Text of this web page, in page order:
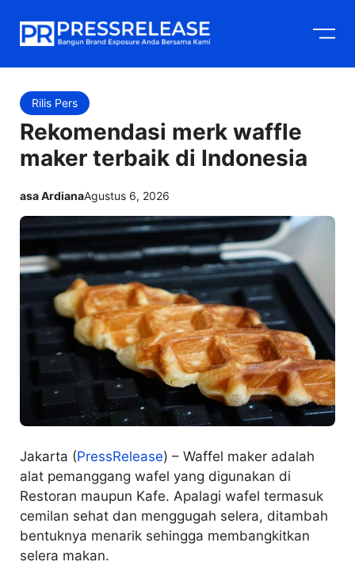
Rilis Pers
Rekomendasi merk waffle
maker terbaik di Indonesia
asa ArdianaAgustus 6, 2026
Jakarta (PressRelease) – Waffel maker adalah
alat pemanggang wafel yang digunakan di
Restoran maupun Kafe. Apalagi wafel termasuk
cemilan sehat dan menggugah selera, ditambah
bentuknya menarik sehingga membangkitkan
selera makan.